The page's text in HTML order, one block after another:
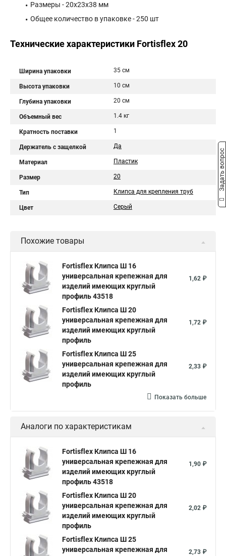
Размеры - 20x23x38 мм
Общее количество в упаковке - 250 шт
Технические характеристики Fortisflex 20
Ширина упаковки 35 см
Высота упаковки 10 см
Глубина упаковки 20 см
Объемный вес 1.4 кг
Кратность поставки 1
Держатель с защелкой Да
Материал Пластик
Размер 20
Тип Клипса для крепления труб
Цвет Серый
Похожие товары
Fortisflex Клипса Ш 16
универсальная крепежная для
изделий имеющих круглый
профиль 43518
1,62 ₽
Fortisflex Клипса Ш 20
универсальная крепежная для
изделий имеющих круглый
профиль
1,72 ₽
Fortisflex Клипса Ш 25
универсальная крепежная для
изделий имеющих круглый
профиль
2,33 ₽
Показать больше
Аналоги по характеристикам
Fortisflex Клипса Ш 16
универсальная крепежная для
изделий имеющих круглый
профиль 43518
1,90 ₽
Fortisflex Клипса Ш 20
универсальная крепежная для
изделий имеющих круглый
профиль
2,02 ₽
Fortisflex Клипса Ш 25
универсальная крепежная для
2,73 ₽
Задать вопрос